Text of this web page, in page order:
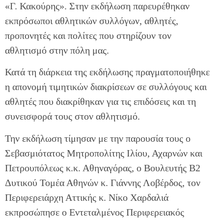
«Γ. Κακούρης». Στην εκδήλωση παρευρέθηκαν
εκπρόσωποι αθλητικών συλλόγων, αθλητές,
προπονητές και πολίτες που στηρίζουν τον
αθλητισμό στην πόλη μας.
Κατά τη διάρκεια της εκδήλωσης πραγματοποιήθηκε
η απονομή τιμητικών διακρίσεων σε συλλόγους και
αθλητές που διακρίθηκαν για τις επιδόσεις και τη
συνεισφορά τους στον αθλητισμό.
Την εκδήλωση τίμησαν με την παρουσία τους ο
Σεβασμιότατος Μητροπολίτης Ιλίου, Αχαρνών και
Πετρουπόλεως κ.κ. Αθηναγόρας, ο Βουλευτής Β2
Δυτικού Τομέα Αθηνών κ. Γιάννης Λοβέρδος, τον
Περιφερειάρχη Αττικής κ. Νίκο Χαρδαλιά
εκπροσώπησε ο Εντεταλμένος Περιφερειακός